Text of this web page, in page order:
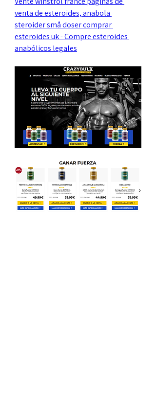
venta de esteroides, anabola
steroider små doser comprar
esteroides uk - Compre esteroides
anabólicos legales